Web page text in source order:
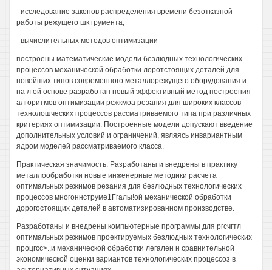
- исследование законов распределения времени безотказной
работы режущего шк грумента;
- вычислительных методов оптимизации
построены математические модели безлюдных технологических
процессов механической обработки лоротстоящих деталей для
новейших типов современного металлорежущего оборудования и
на л ой основе разработан новый эффективный метод построения
алгоритмов оптимизации рсжкмоа резания для широких классов
технолошческих процессов рассматриваемого типа при различных
критериях оптимизации. Построенные модели допускают введение
дополнительных условий и ограничений, являясь инвариантным
ядром моделей рассматриваемого класса.
Практическая значимость. Разработаны и внедрены в практику
металлообработки новые инженерные методики расчета
оптимальных режимов резания для безлюдных технологических
процессов многоннструме1Ггалы!ой механической обработки
дорогостоящих деталей в автоматизированном производстве.
Разработаны и внедрены компьютерные программы для ргсчгтл
оптимальных режимов проектируемых безлюдных технологических
процгсс>.,и механической обработки легален н сравнительной
экономической оценки вариантов технологических процессоз в